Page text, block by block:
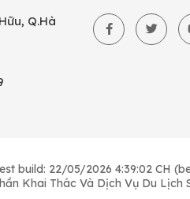
Q.Hà
build: 22/05/2026 4:39:02 CH
Khai Thác Và Dịch Vụ Du